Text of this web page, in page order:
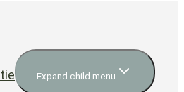
Expand child menu